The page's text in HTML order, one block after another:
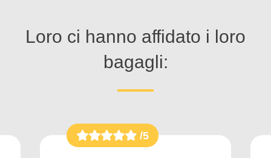
Loro ci hanno affidato i loro
bagagli:
/5